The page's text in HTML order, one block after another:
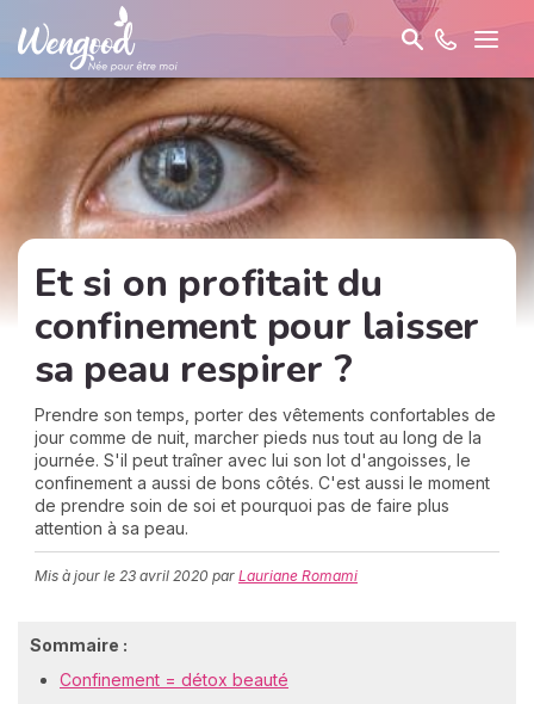
Et si on profitait du
confinement pour laisser
sa peau respirer ?
Prendre son temps, porter des vêtements confortables de
jour comme de nuit, marcher pieds nus tout au long de la
journée. S'il peut traîner avec lui son lot d'angoisses, le
confinement a aussi de bons côtés. C'est aussi le moment
de prendre soin de soi et pourquoi pas de faire plus
attention à sa peau.
Mis à jour le 23 avril 2020 par Lauriane Romami
Sommaire :
Confinement = détox beauté